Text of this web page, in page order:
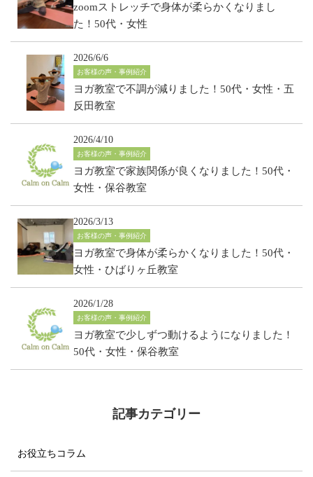
zoomストレッチで身体が柔らかくなりまし
た！50代・女性
2026/6/6
お客様の声・事例紹介
ヨガ教室で不調が減りました！50代・女性・五
反田教室
2026/4/10
お客様の声・事例紹介
ヨガ教室で家族関係が良くなりました！50代・
女性・保谷教室
2026/3/13
お客様の声・事例紹介
ヨガ教室で身体が柔らかくなりました！50代・
女性・ひばりヶ丘教室
2026/1/28
お客様の声・事例紹介
ヨガ教室で少しずつ動けるようになりました！
50代・女性・保谷教室
記事カテゴリー
お役立ちコラム